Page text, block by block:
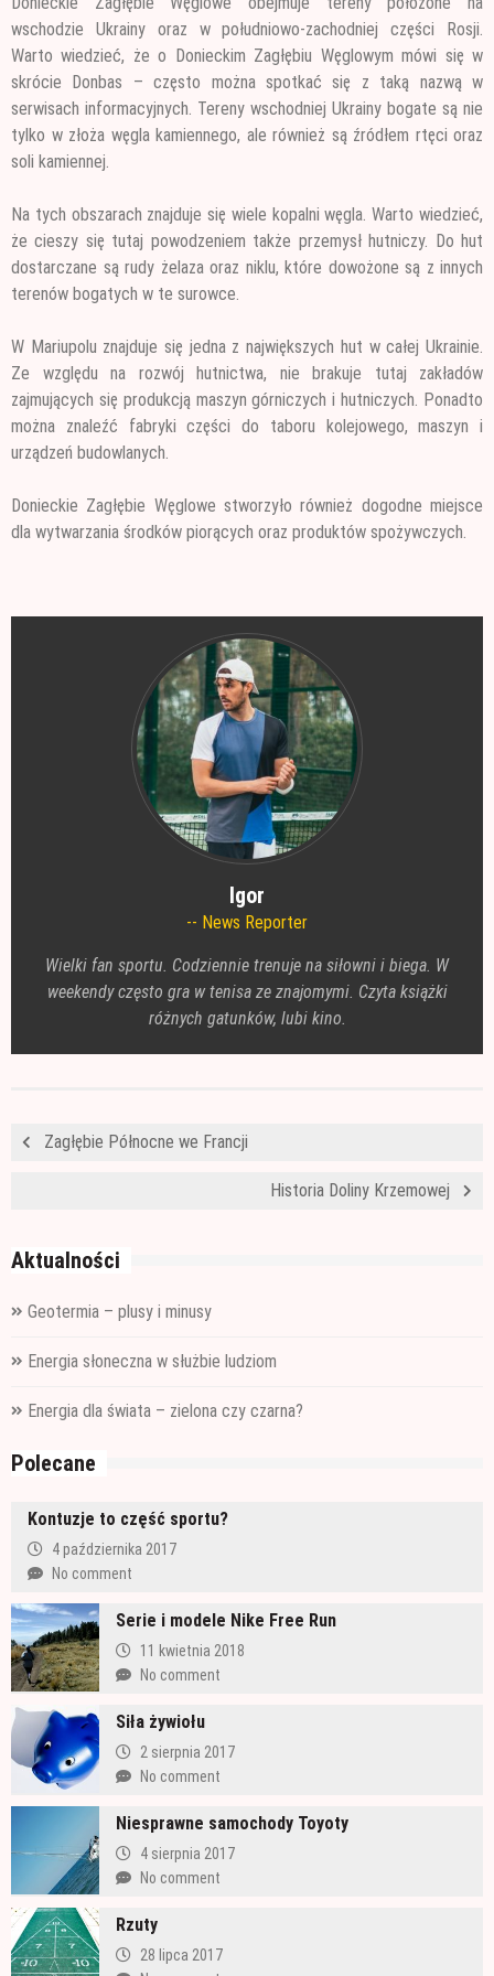
wschodzie Ukrainy oraz w południowo-zachodniej części Rosji.
Warto wiedzieć, że o Donieckim Zagłębiu Węglowym mówi się w
skrócie Donbas – często można spotkać się z taką nazwą w
serwisach informacyjnych. Tereny wschodniej Ukrainy bogate są nie
tylko w złoża węgla kamiennego, ale również są źródłem rtęci oraz
soli kamiennej.
Na tych obszarach znajduje się wiele kopalni węgla. Warto wiedzieć,
że cieszy się tutaj powodzeniem także przemysł hutniczy. Do hut
dostarczane są rudy żelaza oraz niklu, które dowożone są z innych
terenów bogatych w te surowce.
W Mariupolu znajduje się jedna z największych hut w całej Ukrainie.
Ze względu na rozwój hutnictwa, nie brakuje tutaj zakładów
zajmujących się produkcją maszyn górniczych i hutniczych. Ponadto
można znaleźć fabryki części do taboru kolejowego, maszyn i
urządzeń budowlanych.
Donieckie Zagłębie Węglowe stworzyło również dogodne miejsce
dla wytwarzania środków piorących oraz produktów spożywczych.
Igor
News Reporter
Wielki fan sportu. Codziennie trenuje na siłowni i biega. W
weekendy często gra w tenisa ze znajomymi. Czyta książki
różnych gatunków, lubi kino.
Zagłębie Północne we Francji
Historia Doliny Krzemowej
Aktualności
Geotermia – plusy i minusy
Energia słoneczna w służbie ludziom
Energia dla świata – zielona czy czarna?
Polecane
Kontuzje to część sportu?
4 października 2017
No comment
Serie i modele Nike Free Run
11 kwietnia 2018
No comment
Siła żywiołu
2 sierpnia 2017
No comment
Niesprawne samochody Toyoty
4 sierpnia 2017
No comment
Rzuty
28 lipca 2017